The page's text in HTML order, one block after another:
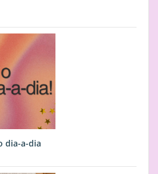
dia-a-dia